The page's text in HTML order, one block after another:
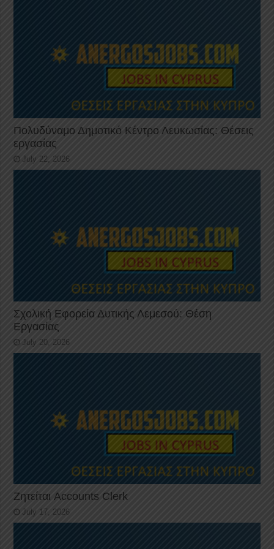
Πολυδύναμο Δημοτικό Κέντρο Λευκωσίας: Θέσεις
εργασίας
July 22, 2026
Σχολική Εφορεία Δυτικής Λεμεσού: Θέση
Εργασίας
July 20, 2026
Ζητείται Accounts Clerk
July 17, 2026